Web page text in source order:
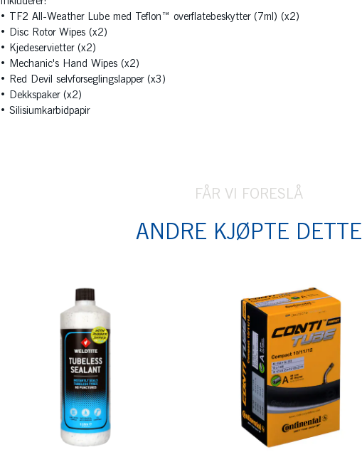
• TF2 All-Weather Lube med Teflon™ overflatebeskytter (7ml) (x2)
• Disc Rotor Wipes (x2)
• Kjedeservietter (x2)
• Mechanic's Hand Wipes (x2)
• Red Devil selvforseglingslapper (x3)
• Dekkspaker (x2)
• Silisiumkarbidpapir
FÅR VI FORESLÅ
ANDRE KJØPTE DETTE